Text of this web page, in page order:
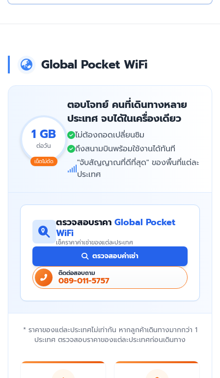
Global Pocket WiFi
1 GB
ต่อวัน
เน็ตไม่ตัด
ตอบโจทย์ คนที่เดินทางหลาย
ประเทศ จบได้ในเครื่องเดียว
ไม่ต้องถอดเปลี่ยนซิม
ถึงสนามบินพร้อมใช้งานได้ทันที
"จับสัญญาณที่ดีที่สุด" ของพื้นที่แต่ละ
ประเทศ
ตรวจสอบราคา Global Pocket
WiFi
เช็คราคาค่าเช่าของแต่ละประเทศ
ตรวจสอบค่าเช่า
ติดต่อสอบถาม
089-011-5757
* ราคาของแต่ละประเทศไม่เท่ากัน หากลูกค้าเดินทางมากกว่า 1
ประเทศ ตรวจสอบราคาของแต่ละประเทศก่อนเดินทาง